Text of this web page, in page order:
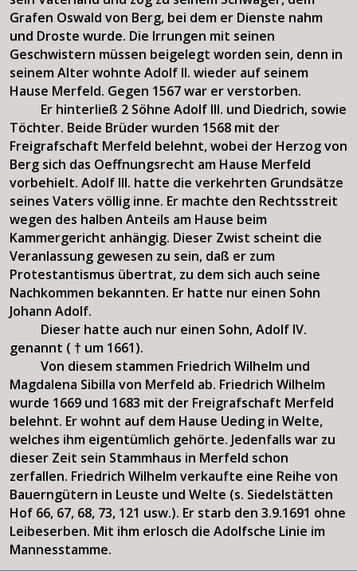
Grafen Oswald von Berg, bei dem er Dienste nahm
und Droste wurde. Die Irrungen mit seinen
Geschwistern müssen beigelegt worden sein, denn in
seinem Alter wohnte Adolf II. wieder auf seinem
Hause Merfeld. Gegen 1567 war er verstorben.
Er hinterließ 2 Söhne Adolf III. und Diedrich, sowie
Töchter. Beide Brüder wurden 1568 mit der
Freigrafschaft Merfeld belehnt, wobei der Herzog von
Berg sich das Oeffnungsrecht am Hause Merfeld
vorbehielt. Adolf III. hatte die verkehrten Grundsätze
seines Vaters völlig inne. Er machte den Rechtsstreit
wegen des halben Anteils am Hause beim
Kammergericht anhängig. Dieser Zwist scheint die
Veranlassung gewesen zu sein, daß er zum
Protestantismus übertrat, zu dem sich auch seine
Nachkommen bekannten. Er hatte nur einen Sohn
Johann Adolf.
Dieser hatte auch nur einen Sohn, Adolf IV.
genannt ( † um 1661).
Von diesem stammen Friedrich Wilhelm und
Magdalena Sibilla von Merfeld ab. Friedrich Wilhelm
wurde 1669 und 1683 mit der Freigrafschaft Merfeld
belehnt. Er wohnt auf dem Hause Ueding in Welte,
welches ihm eigentümlich gehörte. Jedenfalls war zu
dieser Zeit sein Stammhaus in Merfeld schon
zerfallen. Friedrich Wilhelm verkaufte eine Reihe von
Bauerngütern in Leuste und Welte (s. Siedelstätten
Hof 66, 67, 68, 73, 121 usw.). Er starb den 3.9.1691 ohne
Leibeserben. Mit ihm erlosch die Adolfsche Linie im
Mannesstamme.